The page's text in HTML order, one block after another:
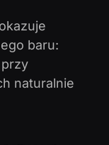
baru:
naturalnie